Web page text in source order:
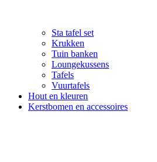
Sta tafel set
Krukken
Tuin banken
Loungekussens
Tafels
Vuurtafels
Hout en kleuren
Kerstbomen en accessoires